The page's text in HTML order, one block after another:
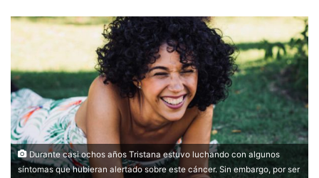
email
Durante casi ochos años Tristana estuvo luchando con algunos
síntomas que hubieran alertado sobre este cáncer. Sin embargo, por ser